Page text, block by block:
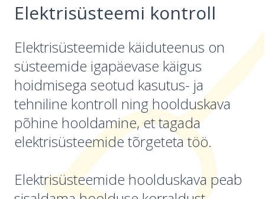
Elektrisüsteemi kontroll
Elektrisüsteemide käiduteenus on
süsteemide igapäevase käigus
hoidmisega seotud kasutus- ja
tehniline kontroll ning hoolduskava
põhine hooldamine, et tagada
elektrisüsteemide tõrgeteta töö.
Elektrisüsteemide hoolduskava peab